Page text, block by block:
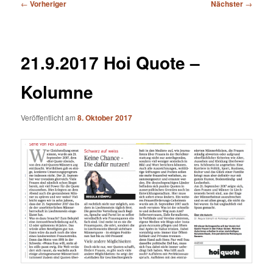
← Vorheriger Nächster →
21.9.2017 Hoi Quote –
Kolumne
Veröffentlicht am8. Oktober 2017